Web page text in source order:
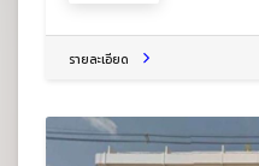
รายละเอียด